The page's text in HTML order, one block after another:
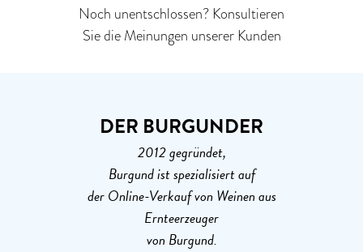
Noch unentschlossen? Konsultieren
Sie die Meinungen unserer Kunden
DER BURGUNDER
2012 gegründet,
Burgund ist spezialisiert auf
der Online-Verkauf von Weinen aus
Ernteerzeuger
von Burgund.